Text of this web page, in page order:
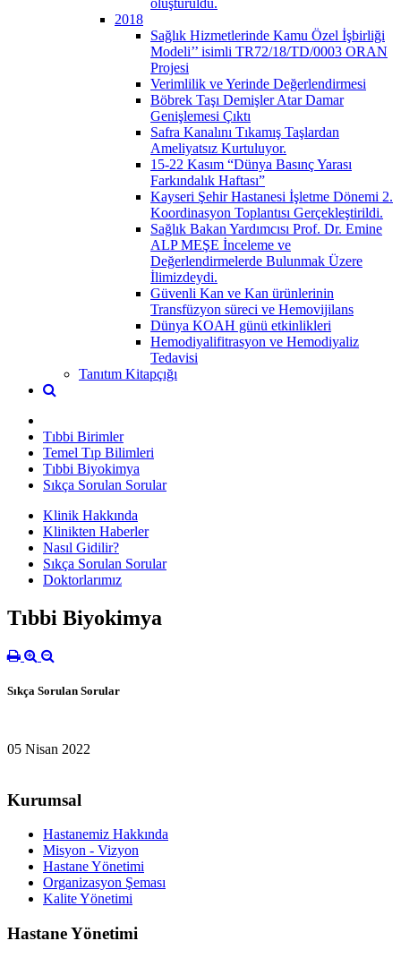
2018
Sağlık Hizmetlerinde Kamu Özel İşbirliği
Modeli’’ isimli TR72/18/TD/0003 ORAN
Projesi
Verimlilik ve Yerinde Değerlendirmesi
Böbrek Taşı Demişler Atar Damar
Genişlemesi Çıktı
Safra Kanalını Tıkamış Taşlardan
Ameliyatsız Kurtuluyor.
15-22 Kasım “Dünya Basınç Yarası
Farkındalık Haftası”
Kayseri Şehir Hastanesi İşletme Dönemi 2.
Koordinasyon Toplantısı Gerçekleştirildi.
Sağlık Bakan Yardımcısı Prof. Dr. Emine
ALP MEŞE İnceleme ve
Değerlendirmelerde Bulunmak Üzere
İlimizdeydi.
Güvenli Kan ve Kan ürünlerinin
Transfüzyon süreci ve Hemovijilans
Dünya KOAH günü etkinlikleri
Hemodiyalifitrasyon ve Hemodiyaliz
Tedavisi
Tanıtım Kitapçığı
Tıbbi Birimler
Temel Tıp Bilimleri
Tıbbi Biyokimya
Sıkça Sorulan Sorular
Klinik Hakkında
Klinikten Haberler
Nasıl Gidilir?
Sıkça Sorulan Sorular
Doktorlarımız
Tıbbi Biyokimya
Sıkça Sorulan Sorular
05 Nisan 2022
Kurumsal
Hastanemiz Hakkında
Misyon - Vizyon
Hastane Yönetimi
Organizasyon Şeması
Kalite Yönetimi
Hastane Yönetimi